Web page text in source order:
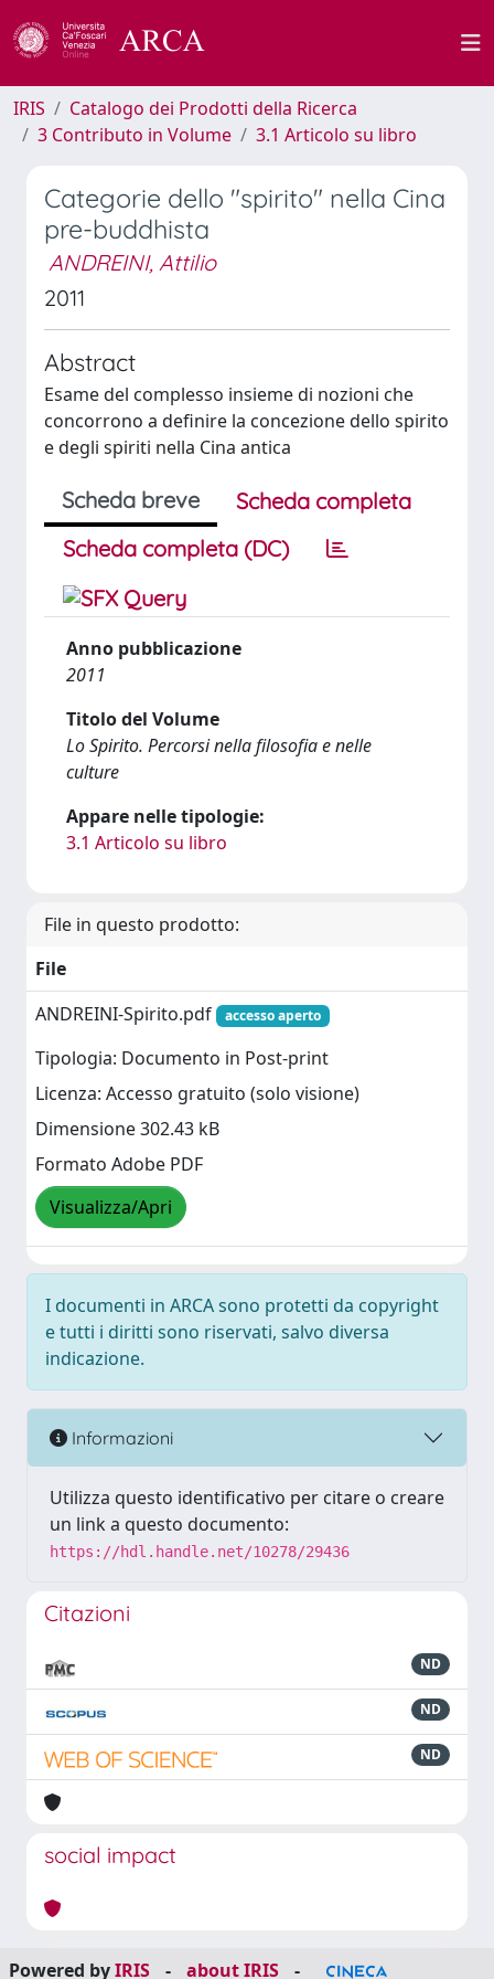
IRIS
Catalogo dei Prodotti della Ricerca
3 Contributo in Volume
3.1 Articolo su libro
Categorie dello "spirito" nella Cina
pre-buddhista
ANDREINI, Attilio
2011
Abstract
Esame del complesso insieme di nozioni che
concorrono a definire la concezione dello spirito
e degli spiriti nella Cina antica
Scheda breve
Scheda completa
Scheda completa (DC)
Anno pubblicazione
2011
Titolo del Volume
Lo Spirito. Percorsi nella filosofia e nelle
culture
Appare nelle tipologie:
3.1 Articolo su libro
File in questo prodotto:
File
ANDREINI-Spirito.pdf
accesso aperto
Tipologia: Documento in Post-print
Licenza: Accesso gratuito (solo visione)
Dimensione 302.43 kB
Formato Adobe PDF
Visualizza/Apri
I documenti in ARCA sono protetti da copyright
e tutti i diritti sono riservati, salvo diversa
indicazione.
Informazioni
Utilizza questo identificativo per citare o creare
un link a questo documento:
https://hdl.handle.net/10278/29436
Citazioni
ND
ND
ND
social impact
Powered byIRIS - about IRIS -